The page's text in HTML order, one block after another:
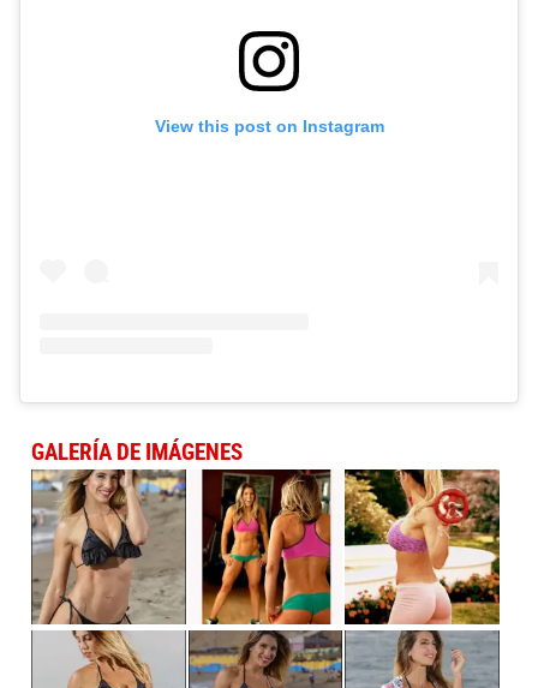
View this post on Instagram
GALERÍA DE IMÁGENES